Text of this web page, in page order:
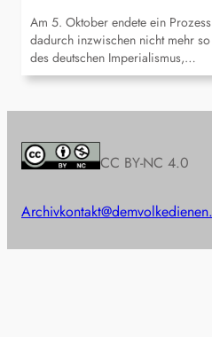
Am 5. Oktober endete ein
dadurch inzwischen nicht mehr
des deutschen Imperialismus,…
CC BY-NC 4.0
Archiv